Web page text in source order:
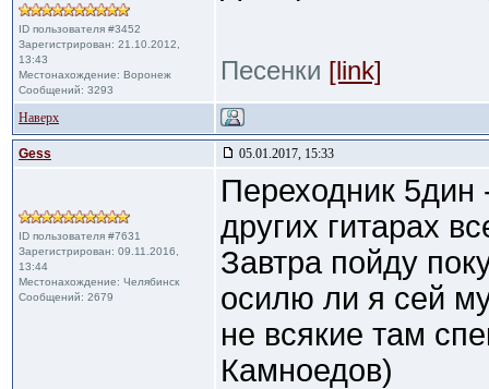
ID пользователя #3452
Зарегистрирован: 21.10.2012,
13:43
Местонахождение: Воронеж
Сообщений: 3293
Песенки [link]
Наверх
Gess 05.01.2017, 15:33
ID пользователя #7631
Зарегистрирован: 09.11.2016,
13:44
Местонахождение: Челябинск
Сообщений: 2679
Переходник
других гитарах
Завтра пойду
осилю ли я сей
не всякие там
Камноедов)